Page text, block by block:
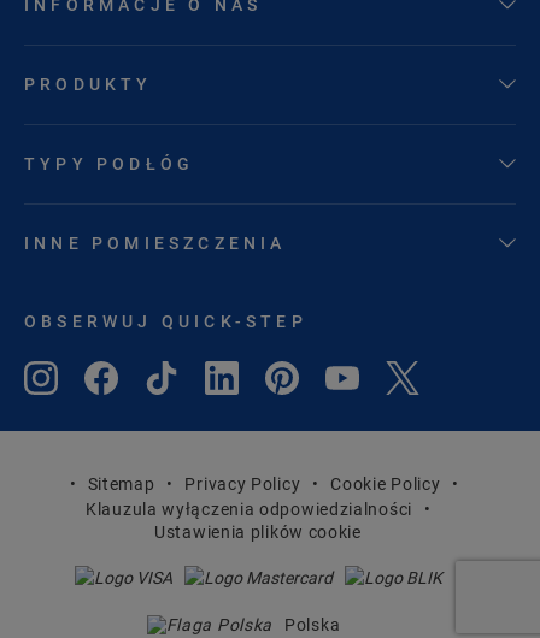
INFORMACJE O NAS
PRODUKTY
TYPY PODŁÓG
INNE POMIESZCZENIA
OBSERWUJ QUICK-STEP
Sitemap Privacy Policy
Cookie Policy
Klauzula wyłączenia odpowiedzialności
Ustawienia plików cookie
Polska